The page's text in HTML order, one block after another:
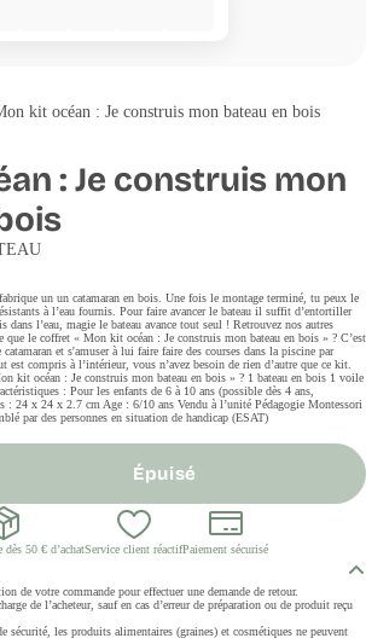
kit océan : Je construis mon bateau en bois
: Je construis mon
un un catamaran en bois. Une fois le montage terminé, tu peux le
à l’eau fournis. Pour faire avancer le bateau il suffit d’entortiller
dans l’eau, magie le bateau avance tout seul ! Retrouvez nos autres
que le coffret « Mon kit océan : Je construis mon bateau en bois » ? C’est
et s'amuser à lui faire faire des courses dans la piscine par
est compris à l’intérieur, vous n’avez besoin de rien d’autre que ce kit.
kit océan : Je construis mon bateau en bois » ? 1 bateau en bois 1 voile
: Pour les enfants de 6 à 10 ans (possible dès 4 ans,
: 24 x 24 x 2.7 cm Age : 6/10 ans Vendu à l’unité Pédagogie Montessori
par des personnes en situation de handicap (ESAT)
Épuisé
50 € d’achatService client réactifPaiement sécurisé
de votre commande pour effectuer une demande de retour.
de l’acheteur, sauf en cas d’erreur de préparation ou de produit reçu
sécurité, les produits alimentaires (graines) et cosmétiques ne peuvent